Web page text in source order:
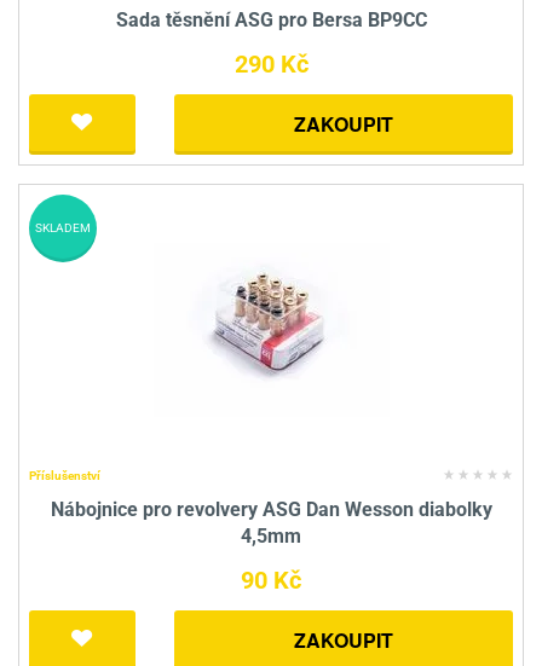
Sada těsnění ASG pro Bersa BP9CC
290 Kč
ZAKOUPIT
Příslušenství
Nábojnice pro revolvery ASG Dan Wesson diabolky
4,5mm
90 Kč
ZAKOUPIT
SKLADEM